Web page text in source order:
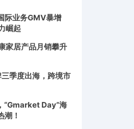
际业务GMV暴增
崛起
家居产品月销攀升
季度出海，跨境市
Day”海
潮！